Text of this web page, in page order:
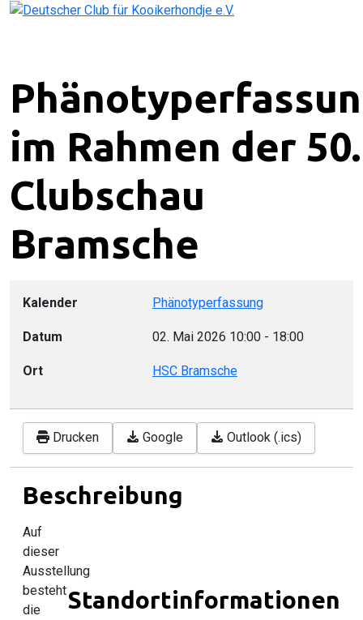
im Rahmen der 50.
Clubschau
Bramsche
Kalender Phänotyperfassung
Datum 02. Mai 2026 10:00 - 18:00
Ort HSC Bramsche
Drucken Google Outlook (.ics)
Beschreibung
Auf
dieser
Ausstellung
besteht
die
Standortinformationen